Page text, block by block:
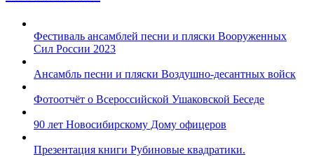
Фестиваль ансамблей песни и пляски Вооруженных
Сил России 2023
Ансамбль песни и пляски Воздушно-десантных войск
Фотоотчёт о Всероссийской Ушаковской Беседе
90 лет Новосибирскому Дому офицеров
Презентация книги Рубиновые квадратики.